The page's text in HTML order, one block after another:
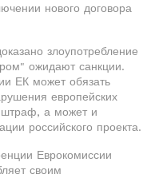
нового договора
злоупотребление
ожидают санкции.
ЕК может обязать
европейских
штраф, а может и
российского проекта.
Еврокомиссии
своим